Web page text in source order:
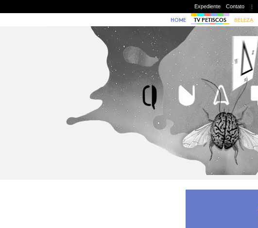
Expediente Contato
HOME TV PETISCOS BELEZA